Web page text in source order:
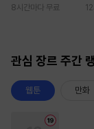
8시간마다 무료
관심 장르 주간
웹툰 만화